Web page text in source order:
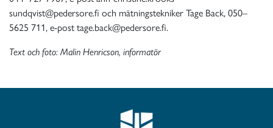
sundqvist@pedersore.fi och mätningstekniker Tage Back, 050–
5625 711, e-post tage.back@pedersore.fi.
Text och foto: Malin Henricson, informatör